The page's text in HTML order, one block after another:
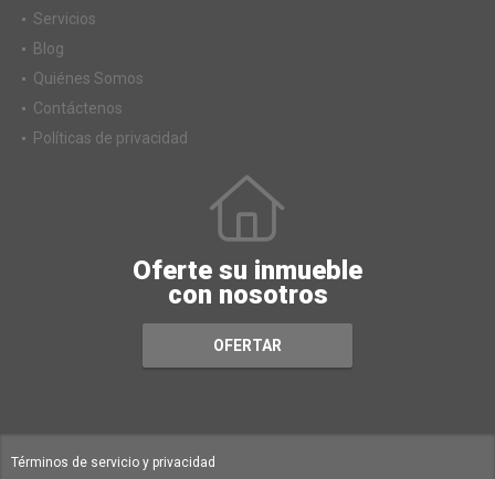
Servicios
Blog
Quiénes Somos
Contáctenos
Políticas de privacidad
Oferte su inmueble
con nosotros
OFERTAR
Términos de servicio y privacidad